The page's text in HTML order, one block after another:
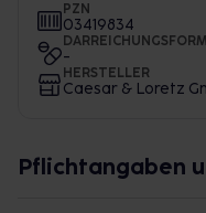
PZN
03419834
DARREICHUNGSFORM
-
HERSTELLER
Caesar & Loretz
Pflichtangaben